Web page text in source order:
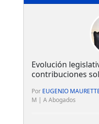
Evolución
contribuciones
Por EUGENIO
M | A Abogados